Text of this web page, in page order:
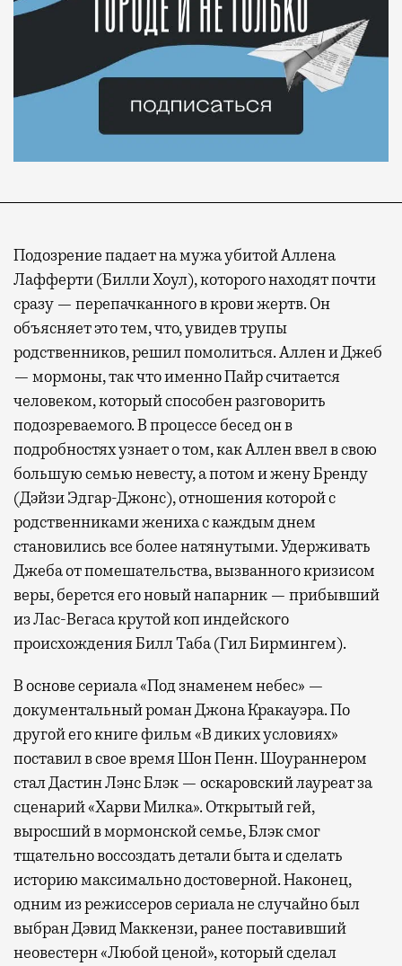
Подозрение падает на мужа убитой Аллена
Лафферти (Билли Хоул), которого находят почти
сразу — перепачканного в крови жертв. Он
объясняет это тем, что, увидев трупы
родственников, решил помолиться. Аллен и Джеб
— мормоны, так что именно Пайр считается
человеком, который способен разговорить
подозреваемого. В процессе бесед он в
подробностях узнает о том, как Аллен ввел в свою
большую семью невесту, а потом и жену Бренду
(Дэйзи Эдгар-Джонс), отношения которой с
родственниками жениха с каждым днем
становились все более натянутыми. Удерживать
Джеба от помешательства, вызванного кризисом
веры, берется его новый напарник — прибывший
из Лас-Вегаса крутой коп индейского
происхождения Билл Таба (Гил Бирмингем).
В основе сериала «Под знаменем небес» —
документальный роман Джона Кракауэра. По
другой его книге фильм «В диких условиях»
поставил в свое время Шон Пенн. Шоураннером
стал Дастин Лэнс Блэк — оскаровский лауреат за
сценарий «Харви Милка». Открытый гей,
выросший в мормонской семье, Блэк смог
тщательно воссоздать детали быта и сделать
историю максимально достоверной. Наконец,
одним из режиссеров сериала не случайно был
выбран Дэвид Маккензи, ранее поставивший
неовестерн «Любой ценой», который сделал